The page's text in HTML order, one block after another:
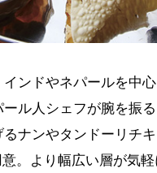
ンドやネパールを中
ル人シェフが腕を振
るナンやタンドーリチ
。より幅広い層が気軽